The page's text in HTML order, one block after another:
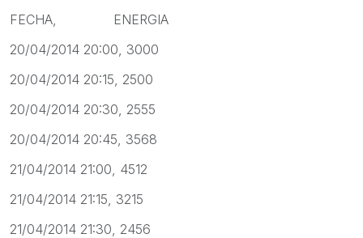
FECHA, ENERGIA
20/04/2014 20:00, 3000
20/04/2014 20:15, 2500
20/04/2014 20:30, 2555
20/04/2014 20:45, 3568
21/04/2014 21:00, 4512
21/04/2014 21:15, 3215
21/04/2014 21:30, 2456